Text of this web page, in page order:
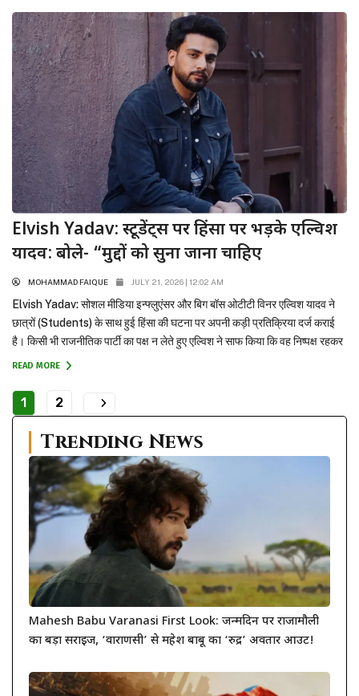
Elvish Yadav: स्टूडेंट्स पर हिंसा पर भड़के एल्विश
यादव: बोले- “मुद्दों को सुना जाना चाहिए
MOHAMMAD FAIQUE JULY 21, 2026 | 12:02 AM
Elvish Yadav: सोशल मीडिया इन्फ्लुएंसर और बिग बॉस ओटीटी विनर एल्विश यादव ने
छात्रों (Students) के साथ हुई हिंसा की घटना पर अपनी कड़ी प्रतिक्रिया दर्ज कराई
है। किसी भी राजनीतिक पार्टी का पक्ष न लेते हुए एल्विश ने साफ किया कि वह निष्पक्ष रहकर
छात्रों के हक में बात कर रहे हैं और उनके...
READ MORE
1 2
Trending News
Mahesh Babu Varanasi First Look: जन्मदिन पर राजामौली
का बड़ा सरप्राइज, ‘वाराणसी’ से महेश बाबू का ‘रुद्र’ अवतार आउट!